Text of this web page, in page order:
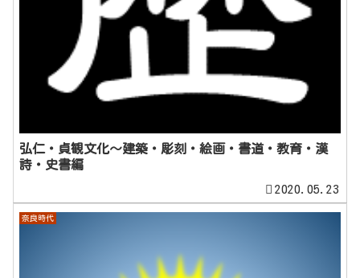
弘仁・貞観文化～建築・彫刻・絵画・書道・教育・漢
詩・史書編
2020.05.23
奈良時代